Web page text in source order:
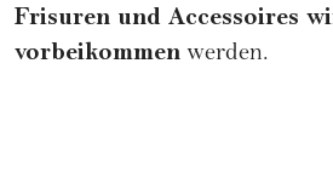
Frisuren und Accessoires
vorbeikommen werden.